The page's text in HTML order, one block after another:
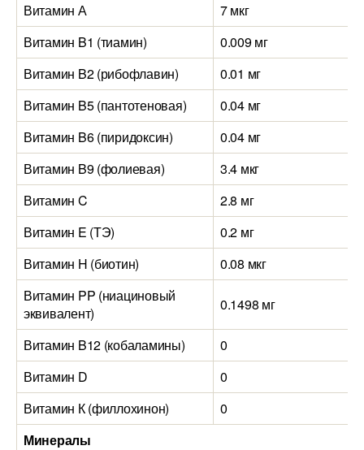
Витамин А
7 мкг
Витамин B1 (тиамин)
0.009 мг
Витамин B2 (рибофлавин)
0.01 мг
Витамин B5 (пантотеновая)
0.04 мг
Витамин B6 (пиридоксин)
0.04 мг
Витамин B9 (фолиевая)
3.4 мкг
Витамин C
2.8 мг
Витамин E (ТЭ)
0.2 мг
Витамин H (биотин)
0.08 мкг
Витамин PP (ниациновый
эквивалент)
0.1498 мг
Витамин B12 (кобаламины)
0
Витамин D
0
Витамин К (филлохинон)
0
Минералы